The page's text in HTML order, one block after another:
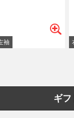
ギフ